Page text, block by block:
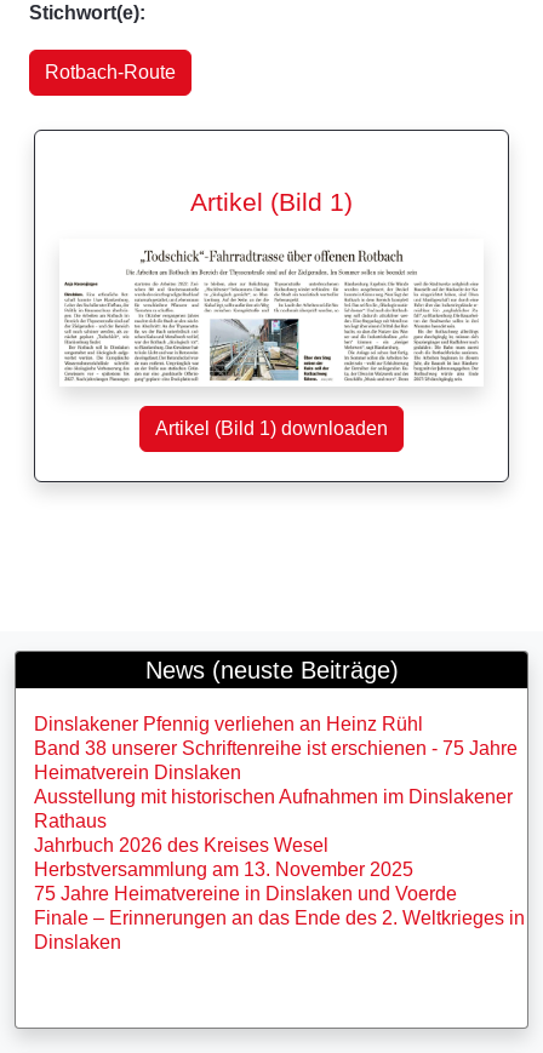
Stichwort(e):
Rotbach-Route
Artikel (Bild 1)
Artikel (Bild 1) downloaden
News (neuste Beiträge)
Dinslakener Pfennig verliehen an Heinz Rühl
Band 38 unserer Schriftenreihe ist erschienen - 75 Jahre
Heimatverein Dinslaken
Ausstellung mit historischen Aufnahmen im Dinslakener
Rathaus
Jahrbuch 2026 des Kreises Wesel
Herbstversammlung am 13. November 2025
75 Jahre Heimatvereine in Dinslaken und Voerde
Finale – Erinnerungen an das Ende des 2. Weltkrieges in
Dinslaken